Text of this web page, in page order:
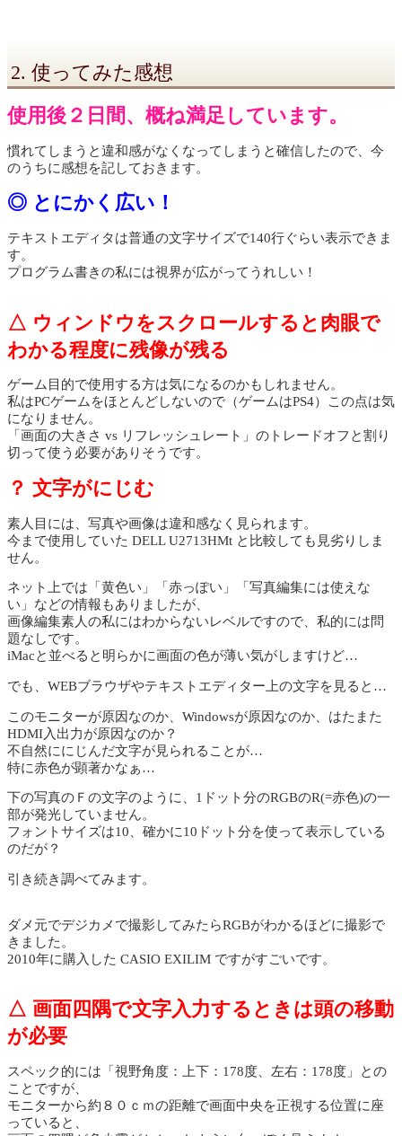
2. 使ってみた感想
使用後２日間、概ね満足しています。
慣れてしまうと違和感がなくなってしまうと確信したので、今
のうちに感想を記しておきます。
◎ とにかく広い！
テキストエディタは普通の文字サイズで140行ぐらい表示できま
す。
プログラム書きの私には視界が広がってうれしい！
△ ウィンドウをスクロールすると肉眼で
わかる程度に残像が残る
ゲーム目的で使用する方は気になるのかもしれません。
私はPCゲームをほとんどしないので（ゲームはPS4）この点は気
になりません。
「画面の大きさ vs リフレッシュレート」のトレードオフと割り
切って使う必要がありそうです。
？ 文字がにじむ
素人目には、写真や画像は違和感なく見られます。
今まで使用していた DELL U2713HMt と比較しても見劣りしま
せん。
ネット上では「黄色い」「赤っぽい」「写真編集には使えな
い」などの情報もありましたが、
画像編集素人の私にはわからないレベルですので、私的には問
題なしです。
iMacと並べると明らかに画面の色が薄い気がしますけど…
でも、WEBブラウザやテキストエディター上の文字を見ると…
このモニターが原因なのか、Windowsが原因なのか、はたまた
HDMI入出力が原因なのか？
不自然ににじんだ文字が見られることが…
特に赤色が顕著かなぁ…
下の写真のＦの文字のように、1ドット分のRGBのR(=赤色)の一
部が発光していません。
フォントサイズは10、確かに10ドット分を使って表示している
のだが？
引き続き調べてみます。
ダメ元でデジカメで撮影してみたらRGBがわかるほどに撮影で
きました。
2010年に購入した CASIO EXILIM ですがすごいです。
△ 画面四隅で文字入力するときは頭の移動
が必要
スペック的には「視野角度：上下：178度、左右：178度」との
ことですが、
モニターから約８０ｃｍの距離で画面中央を正視する位置に座
っていると、